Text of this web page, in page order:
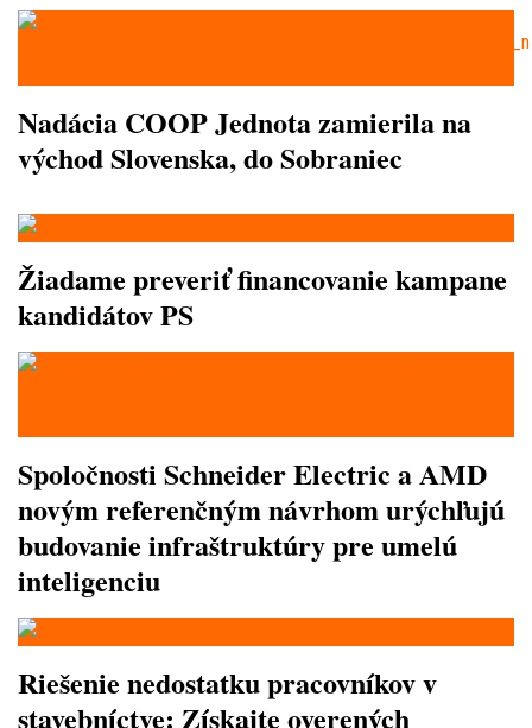
Nadácia COOP Jednota zamierila na
východ Slovenska, do Sobraniec
Žiadame preveriť financovanie kampane
kandidátov PS
Spoločnosti Schneider Electric a AMD
novým referenčným návrhom urýchľujú
budovanie infraštruktúry pre umelú
inteligenciu
Riešenie nedostatku pracovníkov v
stavebníctve: Získajte overených